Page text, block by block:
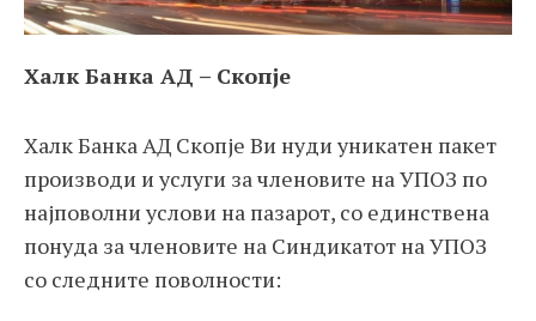
Халк Банка АД – Скопје
Халк Банка АД Скопје Ви нуди уникатен пакет
производи и услуги за членовите на УПОЗ по
најповолни услови на пазарот, со единствена
понуда за членовите на Синдикатот на УПОЗ
со следните поволности: